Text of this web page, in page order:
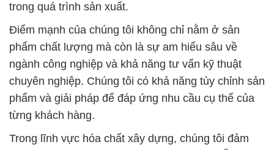
trong quá trình sản xuất.
Điểm mạnh của chúng tôi không chỉ nằm ở sản
phẩm chất lượng mà còn là sự am hiểu sâu về
ngành công nghiệp và khả năng tư vấn kỹ thuật
chuyên nghiệp. Chúng tôi có khả năng tùy chỉnh sản
phẩm và giải pháp để đáp ứng nhu cầu cụ thể của
từng khách hàng.
Trong lĩnh vực hóa chất xây dựng, chúng tôi đảm